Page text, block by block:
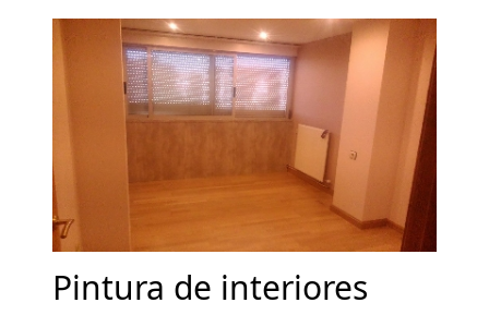
Pintura de interiores